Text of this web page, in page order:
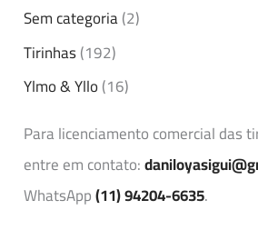
Sem categoria(2)
Tirinhas(192)
Ylmo & Yllo(16)
Para licenciamento comercial das
entre em contato:
WhatsApp(11) 94204-6635.